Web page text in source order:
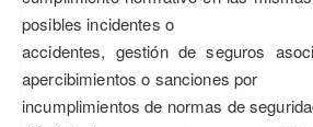
posibles incidentes o
accidentes, gestión de seguros
apercibimientos o sanciones por
incumplimientos de normas de